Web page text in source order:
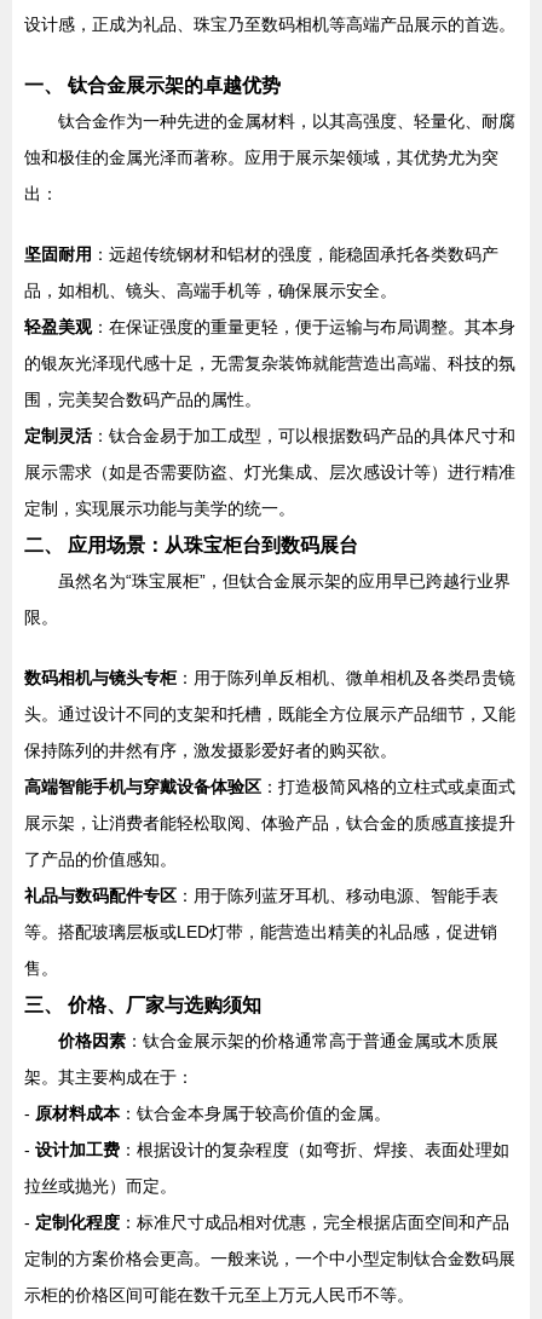
设计感，正成为礼品、珠宝乃至数码相机等高端产品展示的首选。
一、 钛合金展示架的卓越优势
钛合金作为一种先进的金属材料，以其高强度、轻量化、耐腐
蚀和极佳的金属光泽而著称。应用于展示架领域，其优势尤为突
出：
坚固耐用 ：远超传统钢材和铝材的强度，能稳固承托各类数码产
品，如相机、镜头、高端手机等，确保展示安全。
轻盈美观：在保证强度的重量更轻，便于运输与布局调整。其本身
的银灰光泽现代感十足，无需复杂装饰就能营造出高端、科技的氛
围，完美契合数码产品的属性。
定制灵活 ：钛合金易于加工成型，可以根据数码产品的具体尺寸和
展示需求（如是否需要防盗、灯光集成、层次感设计等）进行精准
定制，实现展示功能与美学的统一。
二、 应用场景：从珠宝柜台到数码展台
虽然名为“珠宝展柜”，但钛合金展示架的应用早已跨越行业界
限。
数码相机与镜头专柜：用于陈列单反相机、微单相机及各类昂贵镜
头。通过设计不同的支架和托槽，既能全方位展示产品细节，又能
保持陈列的井然有序，激发摄影爱好者的购买欲。
高端智能手机与穿戴设备体验区 ：打造极简风格的立柱式或桌面式
展示架，让消费者能轻松取阅、体验产品，钛合金的质感直接提升
了产品的价值感知。
礼品与数码配件专区 ：用于陈列蓝牙耳机、移动电源、智能手表
等。搭配玻璃层板或LED灯带，能营造出精美的礼品感，促进销
售。
三、 价格、厂家与选购须知
价格因素 ：钛合金展示架的价格通常高于普通金属或木质展
架。其主要构成在于：
- 原材料成本：钛合金本身属于较高价值的金属。
- 设计加工费 ：根据设计的复杂程度（如弯折、焊接、表面处理如
拉丝或抛光）而定。
- 定制化程度 ：标准尺寸成品相对优惠，完全根据店面空间和产品
定制的方案价格会更高。一般来说，一个中小型定制钛合金数码展
示柜的价格区间可能在数千元至上万元人民币不等。